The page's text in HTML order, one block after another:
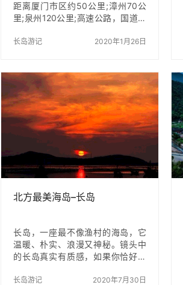
距离厦门市区约50公里;漳州70公
里;泉州120公里;高速公路，国道，
游15公里安溪方向，在龙隧道1公里
打开。交通十分便利。 公交公司和
厦门同安野山谷中加入同安开幕 –
野山谷公交旅游专线。两人每天都
有航班往返公交线路，分别为8:00
和同安站9:00发车，14:00和3:00
从野外山谷返回。 市民可乘坐公车
到同安汽车站，然后坐同安 – 野山
谷公交旅游专线…
长岛游记 2020年1月26日
北方最美海岛–长岛
长岛，一座最不像渔村的海岛，它
温暖、朴实、浪漫又神秘。镜头中
的长岛真实有质感，如果你恰好在
这里就开始…在长岛除了逛景区，
长岛游记 2020年7月30日